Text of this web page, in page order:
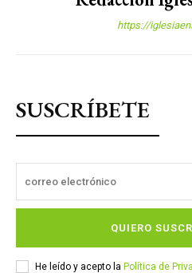
https://
SUSCRÍBETE
QUIERO
He leído y acepto la Política de